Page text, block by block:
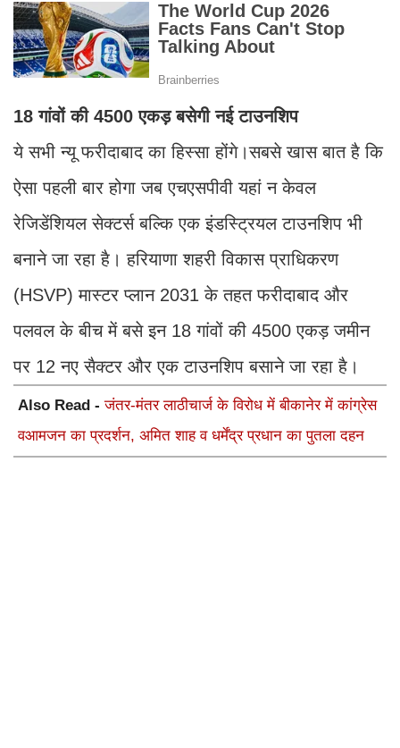
18 गांवों की 4500 एकड़ बसेगी नई टाउनशिप
ये सभी न्यू फरीदाबाद का हिस्सा होंगे।सबसे खास बात है कि
ऐसा पहली बार होगा जब एचएसपीवी यहां न केवल
रेजिडेंशियल सेक्टर्स बल्कि एक इंडस्ट्रियल टाउनशिप भी
बनाने जा रहा है। हरियाणा शहरी विकास प्राधिकरण
(HSVP) मास्टर प्लान 2031 के तहत फरीदाबाद और
पलवल के बीच में बसे इन 18 गांवों की 4500 एकड़ जमीन
पर 12 नए सैक्टर और एक टाउनशिप बसाने जा रहा है।
Also Read -जंतर-मंतर लाठीचार्ज के विरोध में बीकानेर में कांग्रेस
वआमजन का प्रदर्शन, अमित शाह व धर्मेंद्र प्रधान का पुतला दहन